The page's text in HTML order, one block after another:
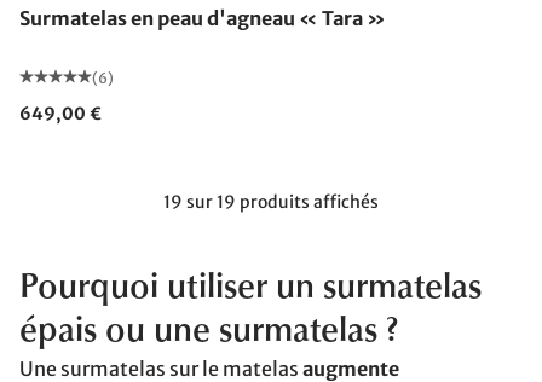
Surmatelas en peau d'agneau « Tara »
(6)
649,00 €
19 sur 19 produits affichés
Pourquoi utiliser un surmatelas
épais ou une surmatelas ?
Une surmatelas sur le matelas augmente